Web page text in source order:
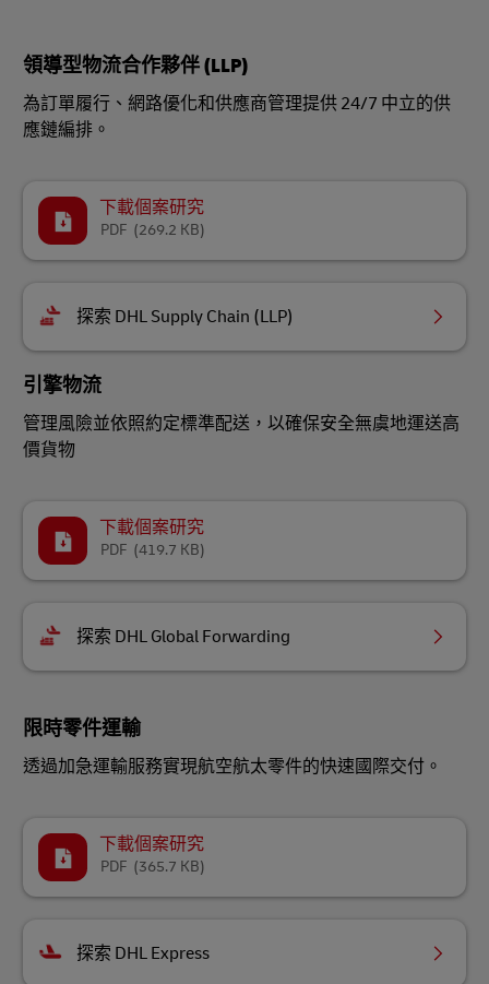
領導型物流合作夥伴 (LLP)
為訂單履行、網路優化和供應商管理提供 24/7 中立的供
應鏈編排。
下載個案研究
(269.2 KB)
PDF
探索 DHL Supply Chain (LLP)
引擎物流
管理風險並依照約定標準配送，以確保安全無虞地運送高
價貨物
下載個案研究
(419.7 KB)
PDF
探索 DHL Global Forwarding
限時零件運輸
透過加急運輸服務實現航空航太零件的快速國際交付。
下載個案研究
(365.7 KB)
PDF
探索 DHL Express